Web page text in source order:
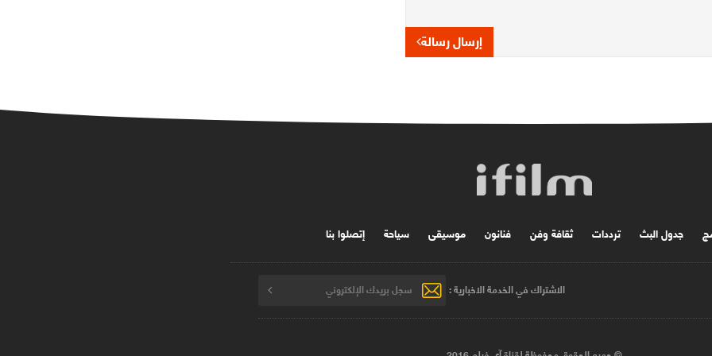
إرسال رسالة
جدول البث ترددات ثقافة وفن فنانون موسیقی سياحة إتصلوا بنا
الاشتراك في الخدمة الاخبارية :